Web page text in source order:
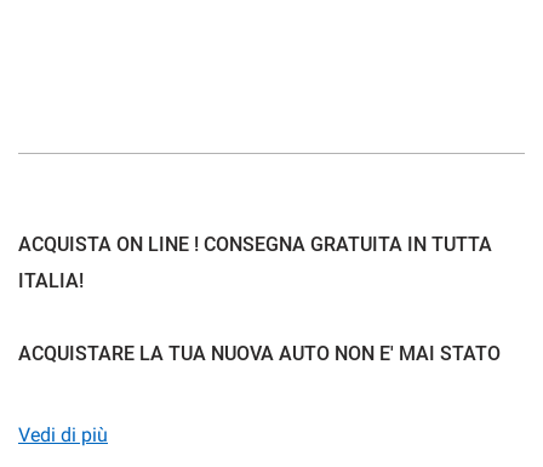
ACQUISTA ON LINE ! CONSEGNA GRATUITA IN TUTTA
ITALIA!
ACQUISTARE LA TUA NUOVA AUTO NON E' MAI STATO
Vedi di più
Cookie analitici
cookie